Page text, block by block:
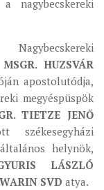
nagybecskereki
MSGR. HUZSVÁR
apostolutódja,
megyéspüspök
TIETZE JENŐ
székesegyházi
általános helynök,
LÁSZLÓ
SVD atya.